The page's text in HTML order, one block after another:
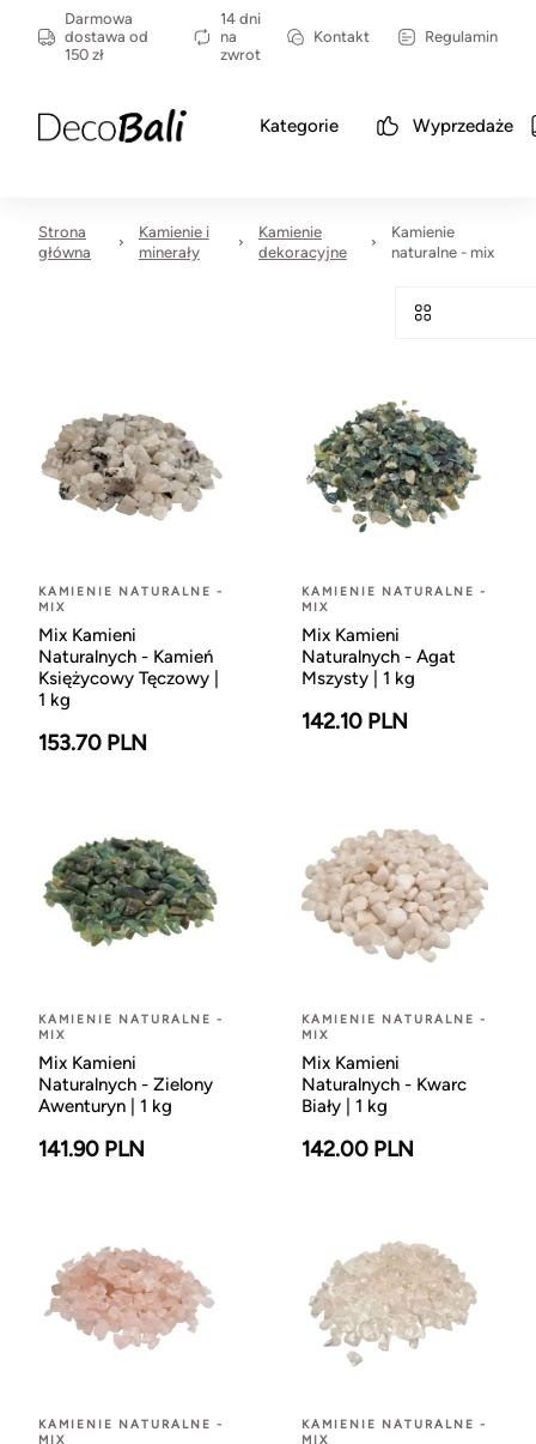
Darmowa
dostawa od
150 zł
14 dni
na
zwrot
Kontakt Regulamin
Kategorie Wyprzedaże
Strona
główna
Kamienie i
minerały
Kamienie
dekoracyjne
Kamienie
naturalne - mix
KAMIENIE NATURALNE -
MIX
Mix Kamieni
Naturalnych - Kamień
Księżycowy Tęczowy |
1 kg
153.70 PLN
KAMIENIE NATURALNE -
MIX
Mix Kamieni
Naturalnych - Agat
Mszysty | 1 kg
142.10 PLN
KAMIENIE NATURALNE -
MIX
Mix Kamieni
Naturalnych - Zielony
Awenturyn | 1 kg
141.90 PLN
KAMIENIE NATURALNE -
MIX
Mix Kamieni
Naturalnych - Kwarc
Biały | 1 kg
142.00 PLN
KAMIENIE NATURALNE -
MIX
KAMIENIE NATURALNE -
MIX